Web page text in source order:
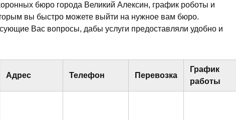
бюро города Великий Алексин, график роботы и
вы быстро можете выйти на нужное вам бюро.
Вас вопросы, дабы услуги предоставляли удобно и
Адрес Телефон Перевозка
График
работы